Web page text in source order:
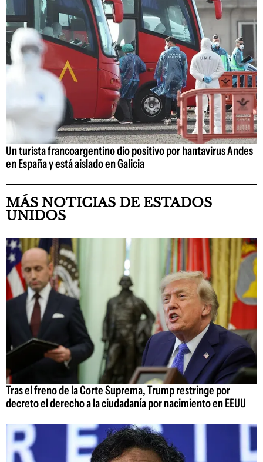
Un turista francoargentino dio positivo por hantavirus Andes
en España y está aislado en Galicia
MÁS NOTICIAS DE ESTADOS
UNIDOS
Tras el freno de la Corte Suprema, Trump restringe por
decreto el derecho a la ciudadanía por nacimiento en EEUU